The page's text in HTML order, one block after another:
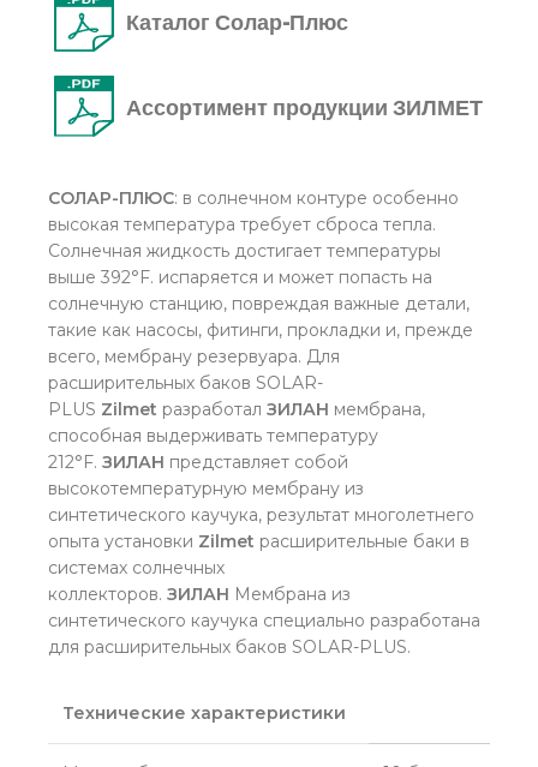
Каталог Солар-Плюс
Ассортимент продукции ЗИЛМЕТ
СОЛАР-ПЛЮС: в солнечном контуре особенно
высокая температура требует сброса тепла.
Солнечная жидкость достигает температуры
выше 392°F. испаряется и может попасть на
солнечную станцию, повреждая важные детали,
такие как насосы, фитинги, прокладки и, прежде
всего, мембрану резервуара. Для
расширительных баков SOLAR-
PLUS Zilmet разработал ЗИЛАН мембрана,
способная выдерживать температуру
212°F. ЗИЛАН представляет собой
высокотемпературную мембрану из
синтетического каучука, результат многолетнего
опыта установки Zilmet расширительные баки в
системах солнечных
коллекторов. ЗИЛАН Мембрана из
синтетического каучука специально разработана
для расширительных баков SOLAR-PLUS.
Технические характеристики